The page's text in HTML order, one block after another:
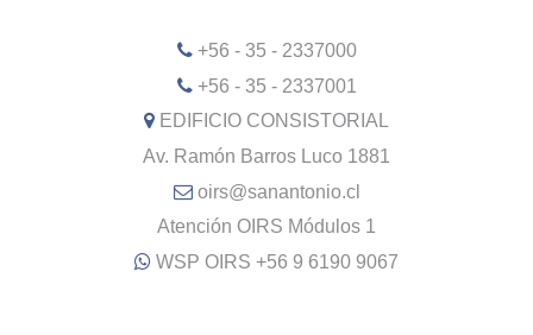
+56 - 35 - 2337000
+56 - 35 - 2337001
EDIFICIO CONSISTORIAL
Av. Ramón Barros Luco 1881
oirs@sanantonio.cl
Atención OIRS Módulos 1
WSP OIRS +56 9 6190 9067